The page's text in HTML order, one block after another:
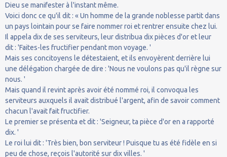
Dieu se manifester à l'instant même.
Voici donc ce qu'il dit : « Un homme de la grande noblesse partit dans
un pays lointain pour se faire nommer roi et rentrer ensuite chez lui.
Il appela dix de ses serviteurs, leur distribua dix pièces d'or et leur
dit : 'Faites-les fructifier pendant mon voyage. '
Mais ses concitoyens le détestaient, et ils envoyèrent derrière lui
une délégation chargée de dire : 'Nous ne voulons pas qu'il règne sur
nous. '
Mais quand il revint après avoir été nommé roi, il convoqua les
serviteurs auxquels il avait distribué l'argent, afin de savoir comment
chacun l'avait fait fructifier.
Le premier se présenta et dit : 'Seigneur, ta pièce d'or en a rapporté
dix. '
Le roi lui dit : 'Très bien, bon serviteur ! Puisque tu as été fidèle en si
peu de chose, reçois l'autorité sur dix villes. '